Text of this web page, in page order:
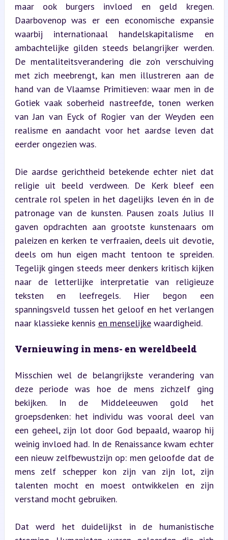
maar ook burgers invloed en geld kregen.
Daarbovenop was er een economische expansie
waarbij internationaal handelskapitalisme en
ambachtelijke gilden steeds belangrijker werden.
De mentaliteitsverandering die zo’n verschuiving
met zich meebrengt, kan men illustreren aan de
hand van de Vlaamse Primitieven: waar men in de
Gotiek vaak soberheid nastreefde, tonen werken
van Jan van Eyck of Rogier van der Weyden een
realisme en aandacht voor het aardse leven dat
eerder ongezien was.
Die aardse gerichtheid betekende echter niet dat
religie uit beeld verdween. De Kerk bleef een
centrale rol spelen in het dagelijks leven én in de
patronage van de kunsten. Pausen zoals Julius II
gaven opdrachten aan grootste kunstenaars om
paleizen en kerken te verfraaien, deels uit devotie,
deels om hun eigen macht tentoon te spreiden.
Tegelijk gingen steeds meer denkers kritisch kijken
naar de letterlijke interpretatie van religieuze
teksten en leefregels. Hier begon een
spanningsveld tussen het geloof en het verlangen
naar klassieke kennis en menselijke waardigheid.
Vernieuwing in mens- en wereldbeeld
Misschien wel de belangrijkste verandering van
deze periode was hoe de mens zichzelf ging
bekijken. In de Middeleeuwen gold het
groepsdenken: het individu was vooral deel van
een geheel, zijn lot door God bepaald, waarop hij
weinig invloed had. In de Renaissance kwam echter
een nieuw zelfbewustzijn op: men geloofde dat de
mens zelf schepper kon zijn van zijn lot, zijn
talenten mocht en moest ontwikkelen en zijn
verstand mocht gebruiken.
Dat werd het duidelijkst in de humanistische